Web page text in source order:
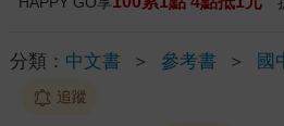
分類： 中文書 ＞ 參考書 ＞ 國
追蹤